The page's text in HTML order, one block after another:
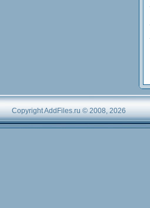
Copyright AddFiles.ru © 2008, 2026